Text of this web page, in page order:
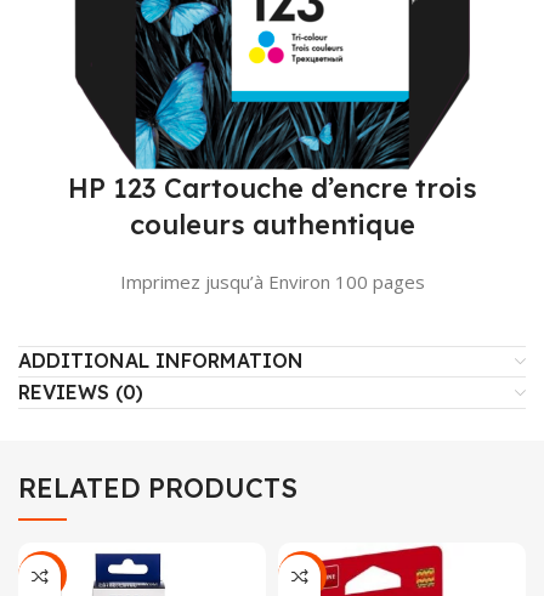
HP 123 Cartouche d’encre trois
couleurs authentique
Imprimez jusqu’à Environ 100 pages
ADDITIONAL INFORMATION
REVIEWS (0)
RELATED PRODUCTS
-28% -21%